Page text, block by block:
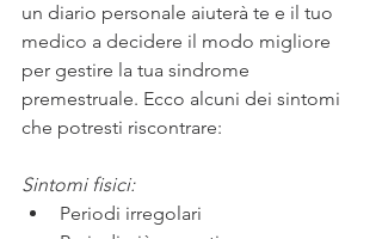
un diario personale aiuterà te e il tuo
medico a decidere il modo migliore
per gestire la tua sindrome
premestruale. Ecco alcuni dei sintomi
che potresti riscontrare:
Sintomi fisici:
Periodi irregolari